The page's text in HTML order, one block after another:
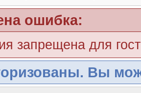
ошибка:
запрещена для
Вы